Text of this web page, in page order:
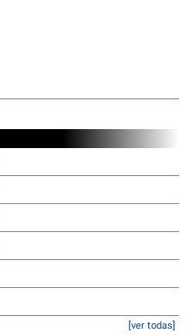
[ver todas]